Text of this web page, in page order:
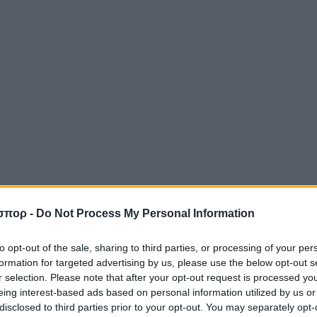
- Do Not Process My Personal Information
opt-out of the sale, sharing to third parties, or processing of your
for targeted advertising by us, please use the below opt-out
selection. Please note that after your opt-out request is processed
interest-based ads based on personal information utilized by us
to third parties prior to your opt-out. You may separately